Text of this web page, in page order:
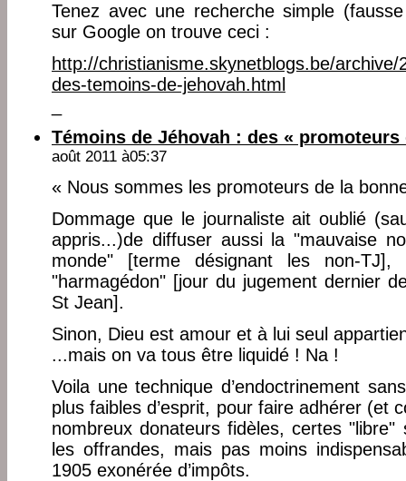
Tenez avec une recherche simple
sur Google on trouve ceci :
http://christianisme.skynetblogs.be/
des-temoins-de-jehovah.html
Témoins de Jéhovah : des «
août 2011 à05:37
« Nous sommes les promoteurs de la
Dommage que le journaliste ait oublié
appris...)de diffuser aussi la "mauvaise
monde" [terme désignant les non-
"harmagédon" [jour du jugement dernier
St Jean].
Sinon, Dieu est amour et à lui seul
...mais on va tous être liquidé ! Na !
Voila une technique d’endoctrinement
plus faibles d’esprit, pour faire adhérer (et
nombreux donateurs fidèles, certes
les offrandes, mais pas moins
1905 exonérée d’impôts.